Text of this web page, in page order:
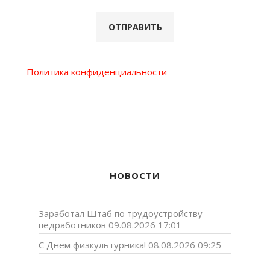
Политика конфиденциальности
НОВОСТИ
Заработал Штаб по трудоустройству
педработников 09.08.2026 17:01
С Днем физкультурника! 08.08.2026 09:25